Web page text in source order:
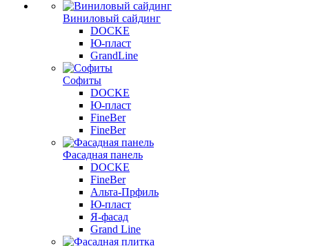
Виниловый сайдинг
DOCKE
Ю-пласт
GrandLine
Софиты
DOCKE
Ю-пласт
FineBer
FineBer
Фасадная панель
DOCKE
FineBer
Альта-Прфиль
Ю-пласт
Я-фасад
Grand Line